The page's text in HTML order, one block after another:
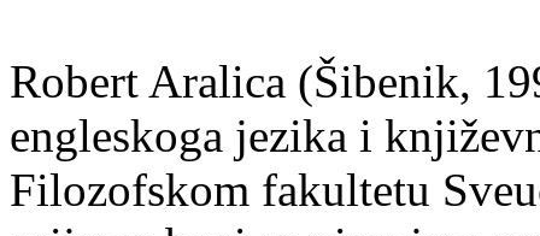
Robert Aralica (Šibenik,
engleskoga jezika i
Filozofskom fakultetu